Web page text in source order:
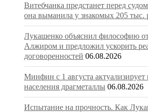
Витебчанка предстанет перед
она выманила у знакомых 205 тыс.
Лукашенко объяснил философию
Алжиром и предложил ускорить
договоренностей 06.08.2026
Минфин с 1 августа
населения драгметаллы 06.08.2026
Испытание на прочность. Как